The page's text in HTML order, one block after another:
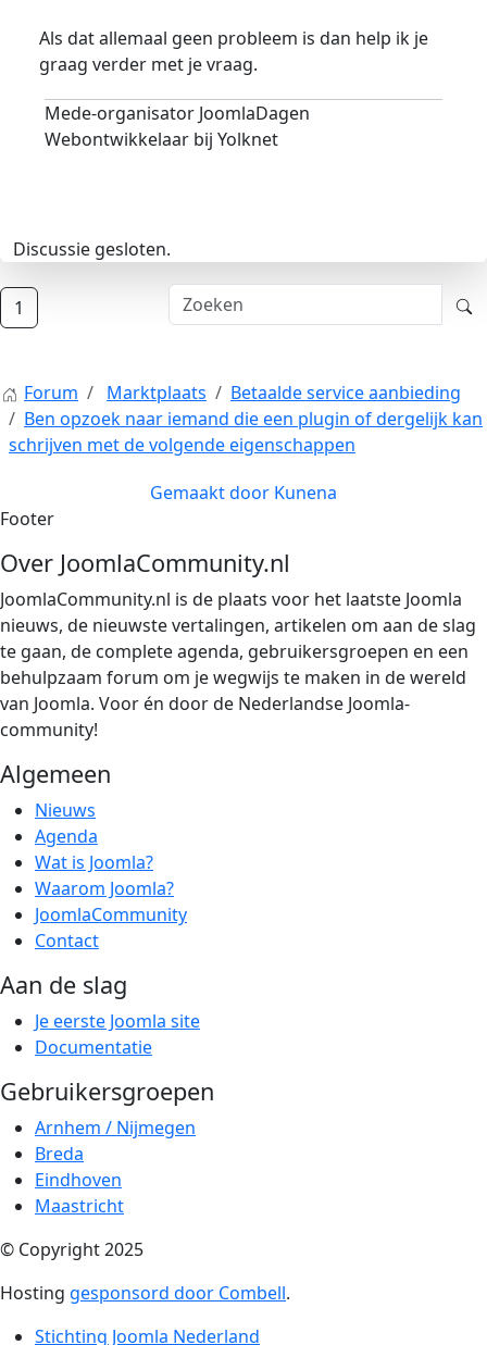
Als dat allemaal geen probleem is dan help ik je
graag verder met je vraag.
Mede-organisator JoomlaDagen
Webontwikkelaar bij Yolknet
Discussie gesloten.
1
Forum Marktplaats
Betaalde service aanbieding
Ben opzoek naar iemand die een plugin of dergelijk kan
schrijven met de volgende eigenschappen
Gemaakt door Kunena
Footer
Over JoomlaCommunity.nl
JoomlaCommunity.nl is de plaats voor het laatste Joomla
nieuws, de nieuwste vertalingen, artikelen om aan de slag
te gaan, de complete agenda, gebruikersgroepen en een
behulpzaam forum om je wegwijs te maken in de wereld
van Joomla. Voor én door de Nederlandse Joomla-
community!
Algemeen
Nieuws
Agenda
Wat is Joomla?
Waarom Joomla?
JoomlaCommunity
Contact
Aan de slag
Je eerste Joomla site
Documentatie
Gebruikersgroepen
Arnhem / Nijmegen
Breda
Eindhoven
Maastricht
© Copyright 2025
Hosting gesponsord door Combell.
Stichting Joomla Nederland